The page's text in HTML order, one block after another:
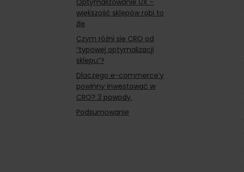
Optymalizowanie UX –
większość sklepów robi to
źle
Czym różni się CRO od
“typowej optymalizacji
sklepu”?
Dlaczego e-commerce’y
powinny inwestować w
CRO? 3 powody.
Podsumowanie